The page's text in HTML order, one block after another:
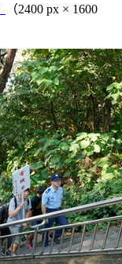
（2400 px × 1600